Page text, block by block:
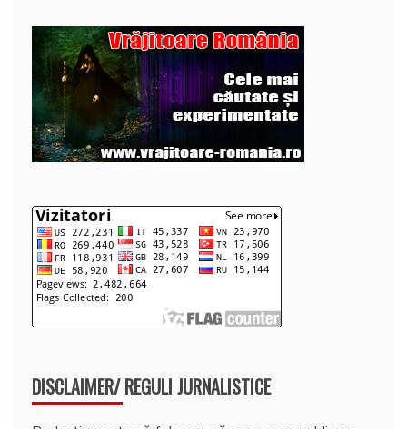
DISCLAIMER/ REGULI JURNALISTICE